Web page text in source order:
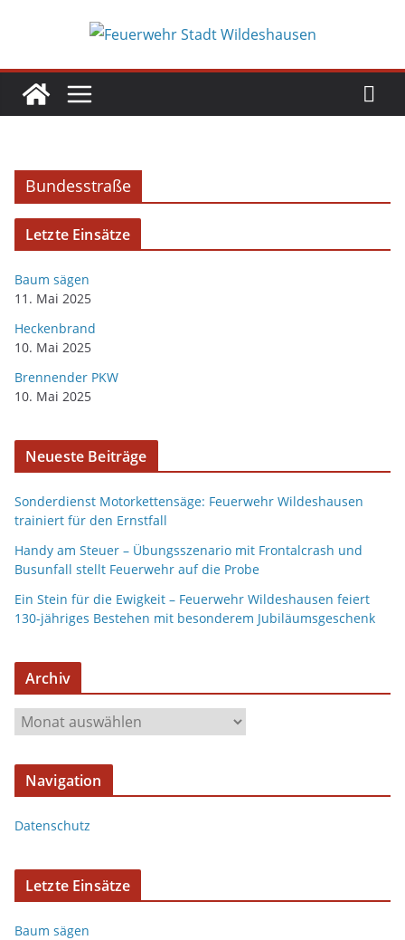
Bundesstraße
Letzte Einsätze
Baum sägen
11. Mai 2025
Heckenbrand
10. Mai 2025
Brennender PKW
10. Mai 2025
Neueste Beiträge
Sonderdienst Motorkettensäge: Feuerwehr Wildeshausen
trainiert für den Ernstfall
Handy am Steuer – Übungsszenario mit Frontalcrash und
Busunfall stellt Feuerwehr auf die Probe
Ein Stein für die Ewigkeit – Feuerwehr Wildeshausen feiert
130-jähriges Bestehen mit besonderem Jubiläumsgeschenk
Archiv
Navigation
Datenschutz
Letzte Einsätze
Baum sägen